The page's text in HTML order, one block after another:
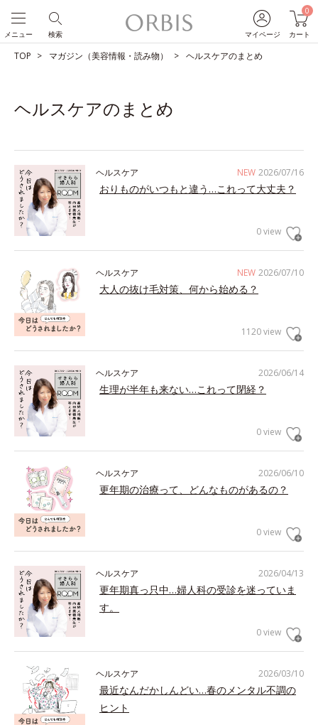
マイページ
0
カート
検索
メニュー
TOP マガジン（美容情報・読み物） ヘルスケアのまとめ
ヘルスケアのまとめ
NEW 2026/07/16
ヘルスケア
おりものがいつもと違う…これって大丈夫？
0 view
NEW 2026/07/10
ヘルスケア
大人の抜け毛対策、何から始める？
1120 view
2026/06/14
ヘルスケア
生理が半年も来ない…これって閉経？
0 view
2026/06/10
ヘルスケア
更年期の治療って、どんなものがあるの？
0 view
2026/04/13
ヘルスケア
更年期真っ只中…婦人科の受診を迷っていま
す。
0 view
2026/03/10
ヘルスケア
最近なんだかしんどい…春のメンタル不調の
ヒント